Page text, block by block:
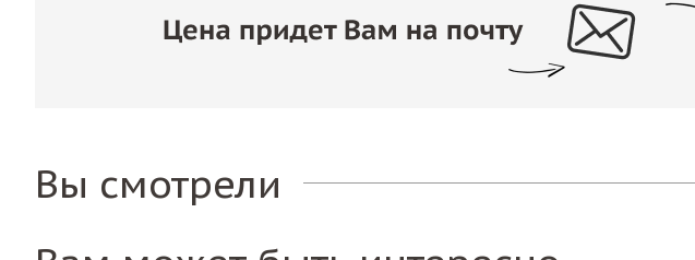
Вы смотрели